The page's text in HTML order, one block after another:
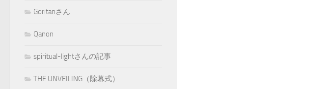
Goritanさん
Qanon
spiritual-lightさんの記事
THE UNVEILING（除幕式）